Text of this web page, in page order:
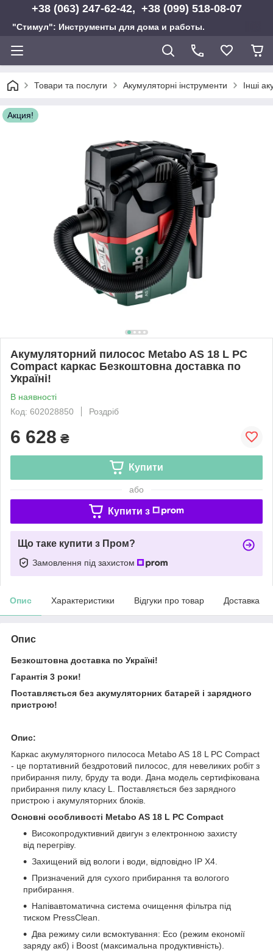
+38 (063) 247-62-42, +38 (099) 518-08-07
"Стимул": Инструменты для дома и работы.
Товари та послуги Акумуляторні інструменти Інші
Акция!
Акумуляторний пилосос Metabo AS 18 L PC
Compact каркас Безкоштовна доставка по
Україні!
В наявності
Код: 602028850
Роздріб
6 628 ₴
Купити
або
Купити з
Що таке купити з Пром?
Замовлення під захистом
Опис Характеристики Відгуки про товар Доставка
Опис
Безкоштовна доставка по Україні!
Гарантія 3 роки!
Поставляється без акумуляторних батарей і зарядного
пристрою!
Опис:
Каркас акумуляторного пилососа Metabo AS 18 L PC Compact
- це портативний бездротовий пилосос, для невеликих робіт з
прибирання пилу, бруду та води. Дана модель сертифікована
прибирання пилу класу L. Поставляється без зарядного
пристрою і акумуляторних блоків.
Основні особливості Metabo AS 18 L PC Compact
Високопродуктивний двигун з електронною захисту
від перегріву.
Захищений від вологи і води, відповідно IP X4.
Призначений для сухого прибирання та вологого
прибирання.
Напівавтоматична система очищення фільтра під
тиском PressClean.
Два режиму сили всмоктування: Eco (режим економії
заряду акб) і Boost (максимальна продуктивність).